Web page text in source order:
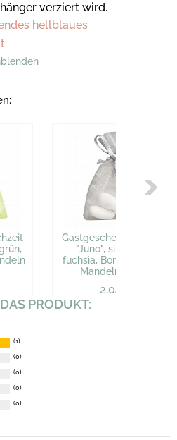
verziert wird.
hellblaues
Gastgeschenk Hochzeit
"Juno", silbergrau,
fuchsia, Bonboniere mit
Mandeln gefüllt
2,04 €
PRODUKT:
(1)
(0)
(0)
(0)
(0)